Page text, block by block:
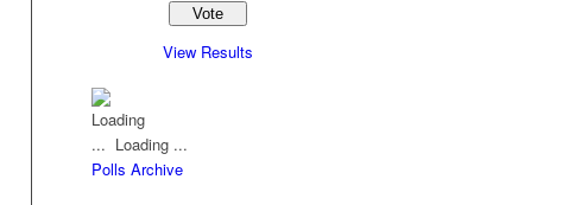
View Results
Loading ...
Polls Archive